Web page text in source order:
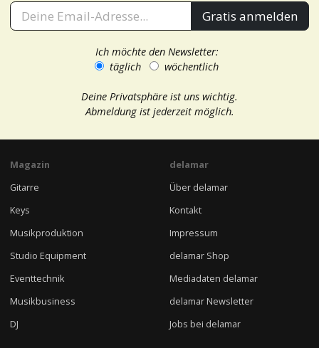
Gratis anmelden
Ich möchte den Newsletter:
täglich
wöchentlich
Deine Privatsphäre ist uns wichtig.
Abmeldung ist jederzeit möglich.
Magazin
Gitarre
Keys
Musikproduktion
Studio Equipment
Eventtechnik
Musikbusiness
DJ
delamar
Über delamar
Kontakt
Impressum
delamar Shop
Mediadaten delamar
delamar Newsletter
Jobs bei delamar